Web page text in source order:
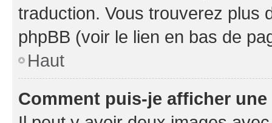
traduction. Vous trouverez plus
phpBB (voir le lien en bas de
Haut
Comment puis-je afficher